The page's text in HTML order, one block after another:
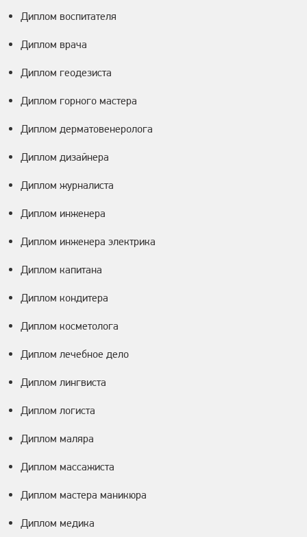
Диплом воспитателя
Диплом врача
Диплом геодезиста
Диплом горного мастера
Диплом дерматовенеролога
Диплом дизайнера
Диплом журналиста
Диплом инженера
Диплом инженера электрика
Диплом капитана
Диплом кондитера
Диплом косметолога
Диплом лечебное дело
Диплом лингвиста
Диплом логиста
Диплом маляра
Диплом массажиста
Диплом мастера маникюра
Диплом медика